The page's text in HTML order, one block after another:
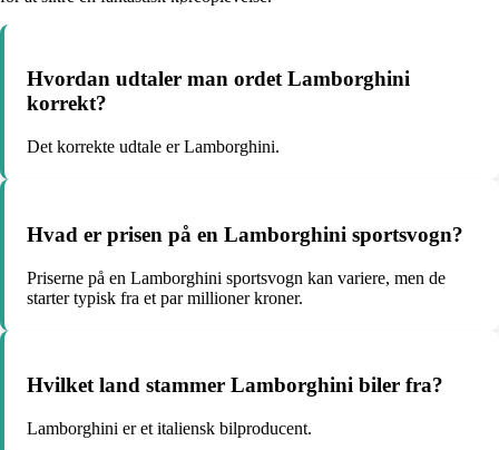
Hvordan udtaler man ordet Lamborghini
korrekt?
Det korrekte udtale er Lamborghini.
Hvad er prisen på en Lamborghini sportsvogn?
Priserne på en Lamborghini sportsvogn kan variere, men de
starter typisk fra et par millioner kroner.
Hvilket land stammer Lamborghini biler fra?
Lamborghini er et italiensk bilproducent.